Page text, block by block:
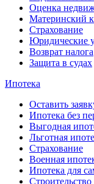
Оценка
Материнский
Страхование
Юридические
Возврат налога
Защита в судах
Ипотека
Оставить
Ипотека без
Выгодная
Льготная
Страхование
Военная
Ипотека для